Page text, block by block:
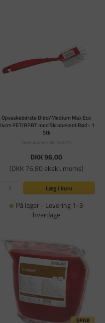
Opvaskebørste Blød/Medium Max Eco
PET/RPBT med Skrabekant Rød - 1
Stk
Varenummer: ML-142272
DKK 96,00
(DKK 76,80 ekskl. moms)
Læg i kurv
På lager - Levering 1-3
hverdage